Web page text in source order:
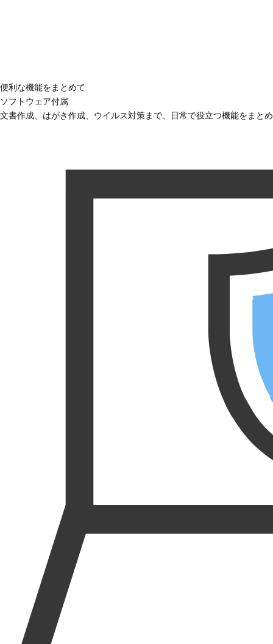
便利な機能をまとめて
ソフトウェア付属
文書作成、はがき作成、ウイルス対策まで、日常で役立つ機能をまと